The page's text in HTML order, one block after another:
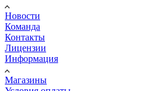
Новости
Команда
Контакты
Лицензии
Информация
Магазины